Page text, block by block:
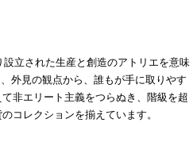
立された生産と創造のアトリエを意味
外見の観点から、誰もが手に取りやす
非エリート主義をつらぬき、階級を超
コレクションを揃えています。